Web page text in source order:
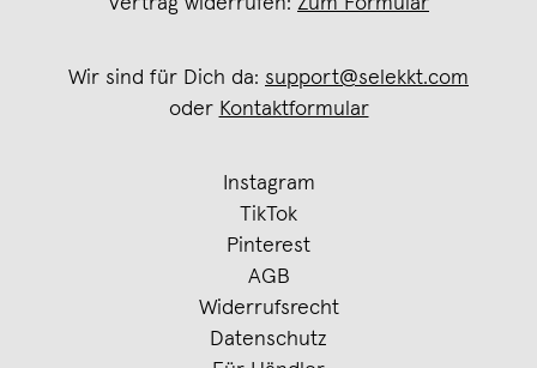
Wir sind für Dich da: support@selekkt.com
oder Kontaktformular
Instagram
TikTok
Pinterest
AGB
Widerrufsrecht
Datenschutz